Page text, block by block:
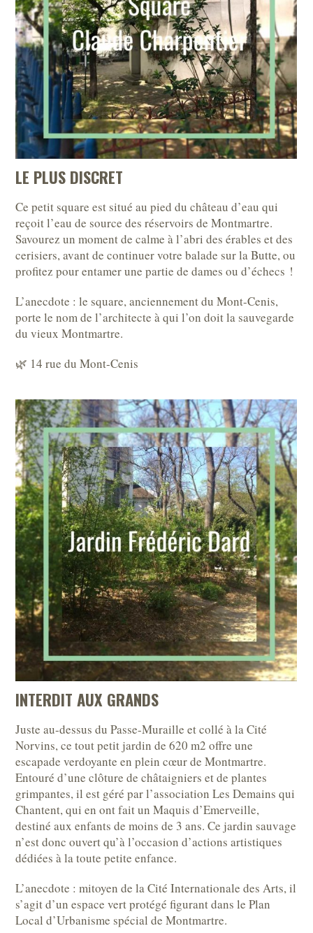
LE PLUS DISCRET
Ce petit square est situé au pied du château d’eau qui
reçoit l’eau de source des réservoirs de Montmartre.
Savourez un moment de calme à l’abri des érables et des
cerisiers, avant de continuer votre balade sur la Butte, ou
profitez pour entamer une partie de dames ou d’échecs !
L’anecdote : le square, anciennement du Mont-Cenis,
porte le nom de l’architecte à qui l’on doit la sauvegarde
du vieux Montmartre.
🌿 14 rue du Mont-Cenis
INTERDIT AUX GRANDS
Juste au-dessus du Passe-Muraille et collé à la Cité
Norvins, ce tout petit jardin de 620 m2 offre une
escapade verdoyante en plein cœur de Montmartre.
Entouré d’une clôture de châtaigniers et de plantes
grimpantes, il est géré par l’association Les Demains qui
Chantent, qui en ont fait un Maquis d’Emerveille,
destiné aux enfants de moins de 3 ans. Ce jardin sauvage
n’est donc ouvert qu’à l’occasion d’actions artistiques
dédiées à la toute petite enfance.
L’anecdote : mitoyen de la Cité Internationale des Arts, il
s’agit d’un espace vert protégé figurant dans le Plan
Local d’Urbanisme spécial de Montmartre.